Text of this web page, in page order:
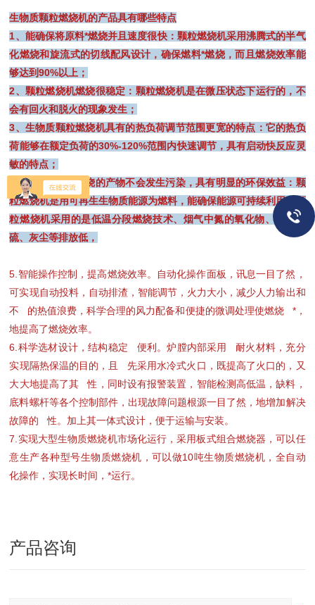
生物质颗粒燃烧机的产品具有哪些特点
1、能确保将原料*燃烧并且速度很快：颗粒燃烧机采用沸腾式的半气
化燃烧和旋流式的切线配风设计，确保燃料*燃烧，而且燃烧效率能
够达到90%以上；
2、颗粒燃烧机燃烧很稳定：颗粒燃烧机是在微压状态下运行的，不
会有回火和脱火的现象发生；
3、生物质颗粒燃烧机具有的热负荷调节范围更宽的特点：它的热负
荷能够在额定负荷的30%-120%范围内快速调节，具有启动快反应灵
敏的特点；
4、颗粒燃烧机燃烧的产物不会发生污染，具有明显的环保效益：颗
粒燃烧机是用可再生生物质能源为燃料，能确保能源可持续利用。颗
粒燃烧机采用的是低温分段燃烧技术、烟气中氮的氧化物、二氧化
硫、灰尘等排放低，
5.智能操作控制，提高燃烧效率。自动化操作面板，讯息一目了然，
可实现自动投料，自动排渣，智能调节，火力大小，减少人力输出和
不 的热值浪费，科学合理的风力配备和便捷的微调处理使燃烧 *，
地提高了燃烧效率。
6.科学选材设计，结构稳定 便利。炉膛内部采用 耐火材料，充分
实现隔热保温的目的，且 先采用水冷式火口，既提高了火口的，又
大大地提高了其 性，同时设有报警装置，智能检测高低温，缺料，
底料螺杆等各个控制部件，出现故障问题根源一目了然，地增加解决
故障的 性。加上其一体式设计，便于运输与安装。
7.实现大型生物质燃烧机市场化运行，采用板式组合燃烧器，可以任
意生产各种型号生物质燃烧机，可以做10吨生物质燃烧机，全自动
化操作，实现长时间，*运行。
产品咨询